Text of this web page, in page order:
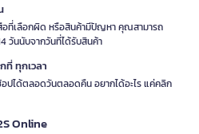
สือที่เลือกผิด หรือสินค้ามีปัญหา คุณสามารถ
วันนับจากวันที่ได้รับสินค้า
ที่ ทุกเวลา
ปได้ตลอดวันตลอดคืน อยากได้อะไร แค่คลิก
Online